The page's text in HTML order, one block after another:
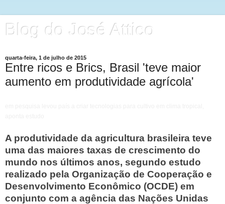
Blog do José Attico
quarta-feira, 1 de julho de 2015
Entre ricos e Brics, Brasil 'teve maior
aumento em produtividade agrícola'
A produtividade da agricultura brasileira teve
uma das maiores taxas de crescimento do
mundo nos últimos anos, segundo estudo
realizado pela Organização de Cooperação e
Desenvolvimento Econômico (OCDE) em
conjunto com a agência das Nações Unidas